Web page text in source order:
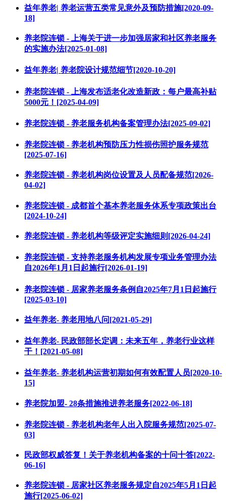
益年养老| 养老运营五类常见意外及预防措施[2020-09-
18]
养老院连锁 - 上海关于进一步加强居家和社区养老服务
的实施办法[2025-01-08]
益年养老| 养老院设计规范细节[2020-10-20]
养老院连锁 - 上海发布适老化改造新政：每户最高补贴
5000元！[2025-04-09]
养老院连锁 - 养老服务机构备案管理办法[2025-09-02]
养老院连锁 - 养老机构预防压力性损伤照护服务规范
[2025-07-16]
养老院连锁 - 养老机构岗位设置及人员配备规范[2026-
04-02]
养老院连锁 - 成都首个基本养老服务体系专项政策出台
[2024-10-24]
养老院连锁 - 养老机构等级评定实施细则[2026-04-24]
养老院连锁 - 支持养老服务机构发展专项业务管理办法
自2026年1月1日起施行[2026-01-19]
养老院连锁 - 居家养老服务条例自2025年7月1日起施行
[2025-03-10]
益年养老- 养老用地八问[2021-05-29]
益年养老- 民政部部长定调：未来五年，养老行业这样
干！[2021-05-08]
益年养老- 养老机构运营初期如何有效配置人员[2020-10-
15]
养老院加盟- 28条措施推进养老服务[2022-06-18]
养老院连锁 - 养老机构老年人出入院服务规范[2025-07-
03]
民政部权威答复！关于养老机构备案的十问十答[2022-
06-16]
养老院连锁 - 居家社区养老服务规定自2025年5月1日起
施行[2025-06-02]